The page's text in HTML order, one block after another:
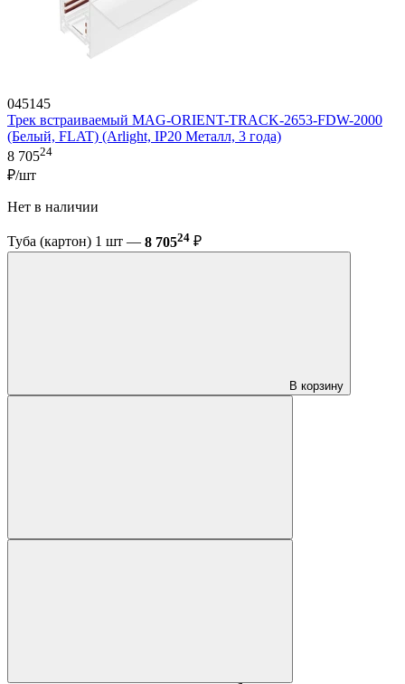
045145
Трек встраиваемый MAG-ORIENT-TRACK-2653-FDW-2000
(Белый, FLAT) (Arlight, IP20 Металл, 3 года)
8 70524
₽/шт
Нет в наличии
Туба (картон) 1 шт — 8 70524 ₽
В корзину